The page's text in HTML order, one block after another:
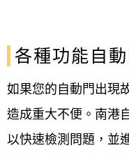
各種功能自
如果您的自動門出現
造成重大不便。南港
以快速檢測問題，並